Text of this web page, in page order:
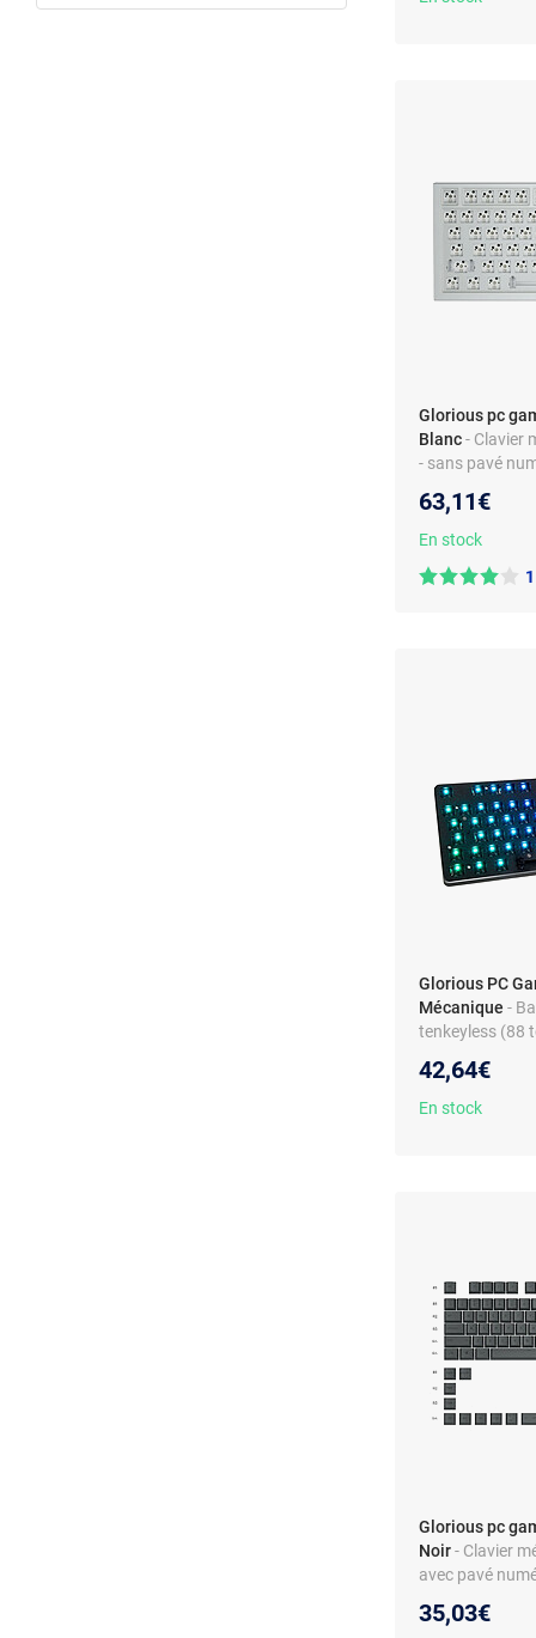
Glorious pc
Blanc- Clavier
- sans pavé
63,11€
En stock
Glorious PC
Mécanique -
tenkeyless (88
keycaps et
42,64€
En stock
Glorious pc
Noir- Clavier
avec pavé
35,03€